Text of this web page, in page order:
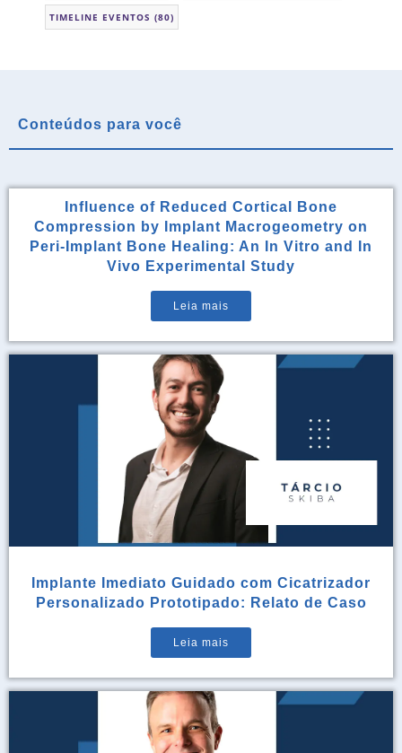
TIMELINE EVENTOS (80)
Conteúdos para você
Influence of Reduced Cortical Bone
Compression by Implant Macrogeometry on
Peri-Implant Bone Healing: An In Vitro and In
Vivo Experimental Study
Leia mais
Implante Imediato Guidado com Cicatrizador
Personalizado Prototipado: Relato de Caso
Leia mais